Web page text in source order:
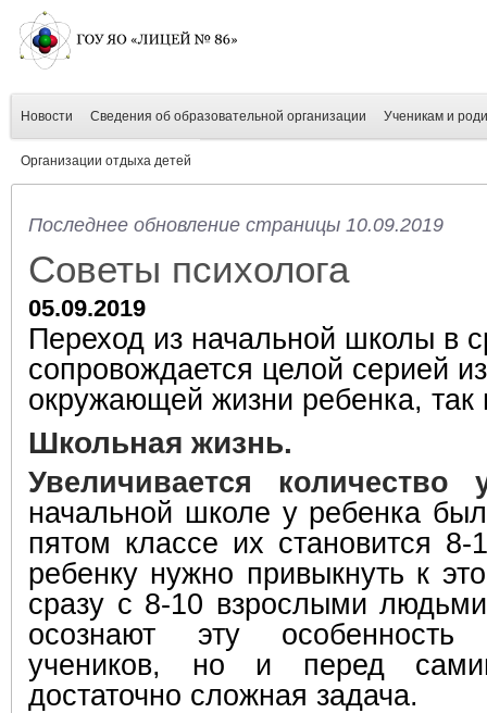
Новости Сведения об образовательной организации Ученикам и
Организации отдыха детей
Последнее обновление страницы 10.09.2019
Советы психолога
05.09.2019
Переход из начальной школы в
сопровождается целой серией
окружающей жизни ребенка,
Школьная жизнь.
Увеличивается количество
начальной школе у ребенка
пятом классе их становится 8-
ребенку нужно привыкнуть к
сразу с 8-10 взрослыми
осознают эту
учеников, но и перед
достаточно сложная задача.